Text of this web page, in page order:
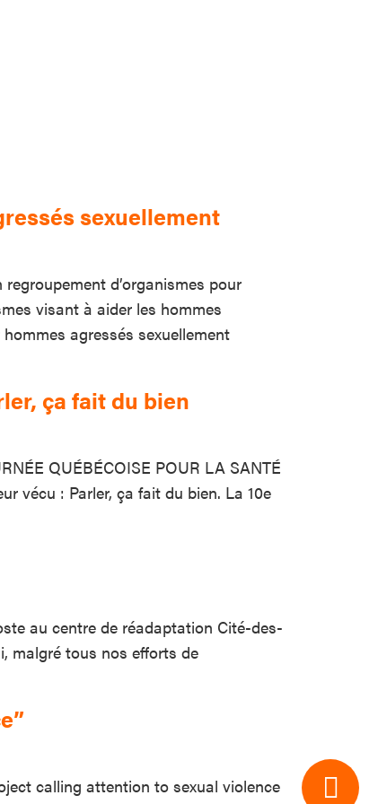
sexuellement
d’organismes pour
visant à aider les hommes
agressés sexuellement
ça fait du bien
QUÉBÉCOISE POUR LA SANTÉ
vécu : Parler, ça fait du bien. La 10e
au centre de réadaptation Cité-des-
malgré tous nos efforts de
calling attention to sexual violence